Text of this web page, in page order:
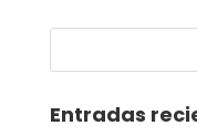
Entradas